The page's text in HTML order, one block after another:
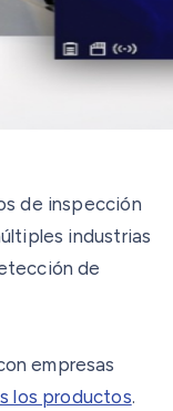
de inspección
industrias
de
empresas
los productos.